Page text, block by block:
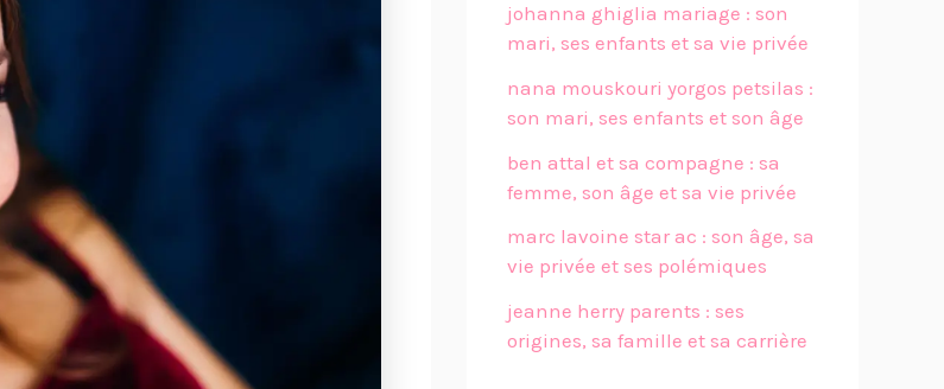
johanna ghiglia mariage : son
mari, ses enfants et sa vie privée
nana mouskouri yorgos petsilas :
son mari, ses enfants et son âge
ben attal et sa compagne : sa
femme, son âge et sa vie privée
marc lavoine star ac : son âge, sa
vie privée et ses polémiques
jeanne herry parents : ses
origines, sa famille et sa carrière